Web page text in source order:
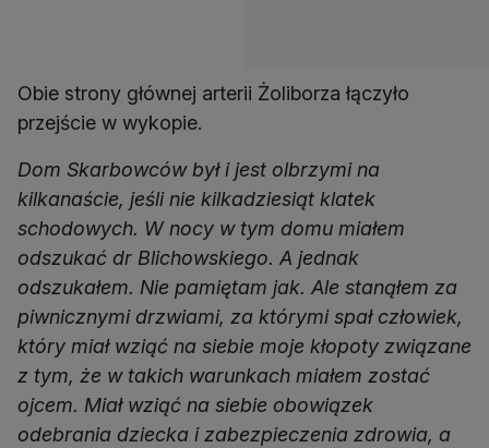
Obie strony głównej arterii Żoliborza łączyło
przejście w wykopie.
Dom Skarbowców był i jest olbrzymi na
kilkanaście, jeśli nie kilkadziesiąt klatek
schodowych. W nocy w tym domu miałem
odszukać dr Blichowskiego. A jednak
odszukałem. Nie pamiętam jak. Ale stanąłem za
piwnicznymi drzwiami, za którymi spał człowiek,
który miał wziąć na siebie moje kłopoty związane
z tym, że w takich warunkach miałem zostać
ojcem. Miał wziąć na siebie obowiązek
odebrania dziecka i zabezpieczenia zdrowia, a